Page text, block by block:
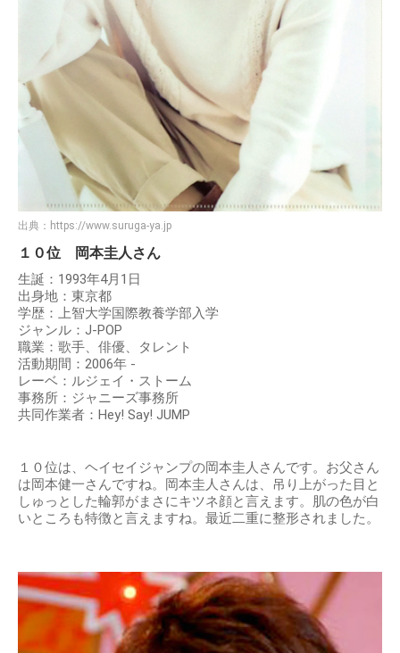
出典： https://www.suruga-ya.jp
１０位 岡本圭人さん
生誕：1993年4月1日
出身地：東京都
学歴：上智大学国際教養学部入学
ジャンル：J-POP
職業：歌手、俳優、タレント
活動期間：2006年 -
レーベ：ルジェイ・ストーム
事務所：ジャニーズ事務所
共同作業者：Hey! Say! JUMP
１０位は、ヘイセイジャンプの岡本圭人さんです。お父さん
は岡本健一さんですね。岡本圭人さんは、吊り上がった目と
しゅっとした輪郭がまさにキツネ顔と言えます。肌の色が白
いところも特徴と言えますね。最近二重に整形されました。